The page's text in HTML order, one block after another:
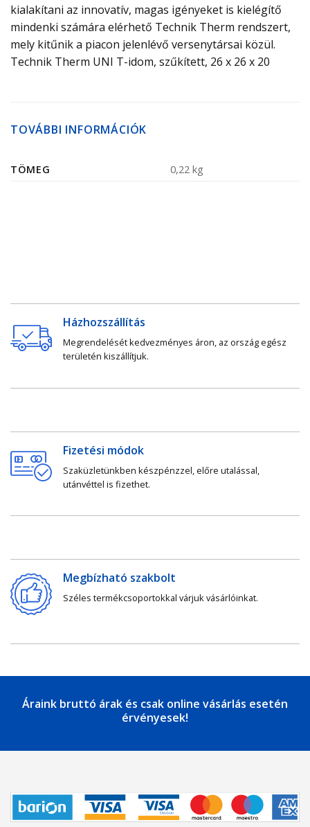
kialakítani az innovatív, magas igényeket is kielégítő
mindenki számára elérhető Technik Therm rendszert,
mely kitűnik a piacon jelenlévő versenytársai közül.
Technik Therm UNI T-idom, szűkített, 26 x 26 x 20
TOVÁBBI INFORMÁCIÓK
TÖMEG 0,22 kg
Házhozszállítás
Megrendelését kedvezményes áron, az ország egész
területén kiszállítjuk.
Fizetési módok
Szaküzletünkben készpénzzel, előre utalással,
utánvéttel is fizethet.
Megbízható szakbolt
Széles termékcsoportokkal várjuk vásárlóinkat.
Áraink bruttó árak és csak online vásárlás esetén
érvényesek!